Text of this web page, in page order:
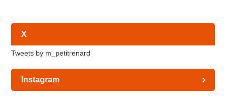
X
Tweets by m_petitrenard
Instagram